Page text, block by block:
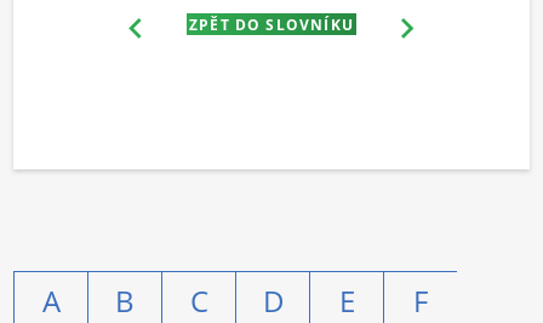
ZPĚT DO SLOVNÍKU
A B C D E
F